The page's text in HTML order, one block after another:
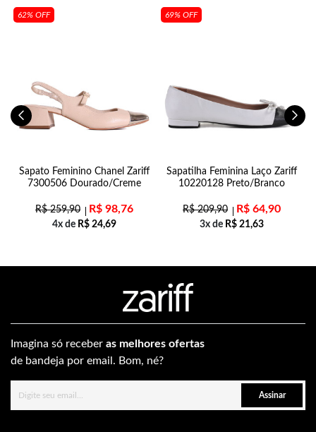
62% OFF
Sapato Feminino Chanel Zariff
7300506 Dourado/Creme
R$259,90 R$ 98,76
4x de R$ 24,69
69% OFF
Sapatilha Feminina Laço Zariff
10220128 Preto/Branco
R$209,90 R$ 64,90
3x de R$ 21,63
Imagina só receber as melhores ofertas
de bandeja por email. Bom, né?
Assinar